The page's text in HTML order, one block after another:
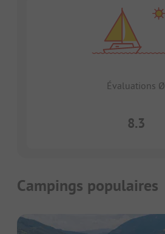
Évaluations Ø
8.3
Campings populaires